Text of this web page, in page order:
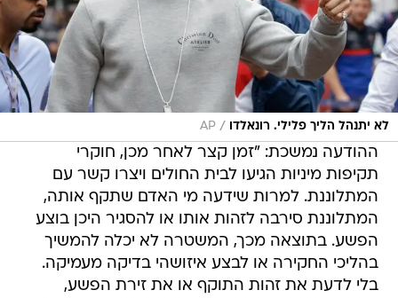
לא יתנהל הליך פלילי. רונאלדו /
AP
ההודעה נמשכת: "זמן קצר לאחר מכן, חוקרי
תקיפות מיניות הגיעו לבית החולים ויצרו קשר עם
המתלוננת. למרות שידעה מי האדם שתקף אותה,
המתלוננת סירבה לזהות אותו או להסגיר היכן בוצע
הפשע. בתוצאה מכך, המשטרה לא יכלה להמשיך
בהליכי החקירה או לבצע איזושהי בדיקה מעמיקה.
בלי לדעת את זהות התוקף או את זירת הפשע,